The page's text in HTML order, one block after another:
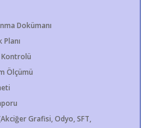
Dokümanı
Planı
Ölçümü
Grafisi, Odyo, SFT,